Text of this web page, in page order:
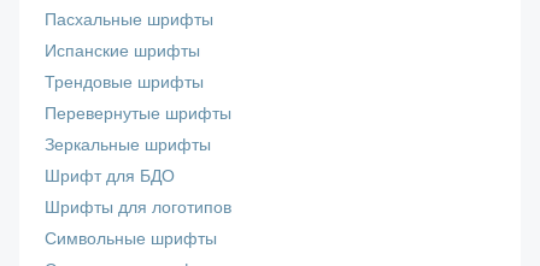
Пасхальные шрифты
Испанские шрифты
Трендовые шрифты
Перевернутые шрифты
Зеркальные шрифты
Шрифт для БДО
Шрифты для логотипов
Символьные шрифты